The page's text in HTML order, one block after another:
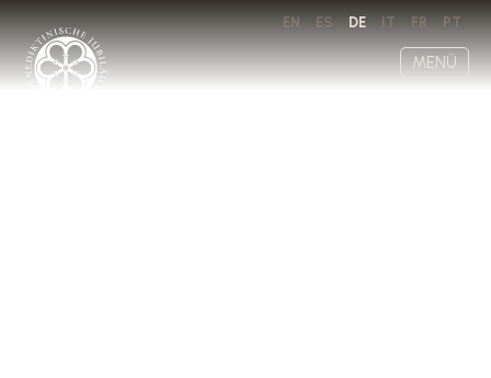
EN ES DE IT FR PT
MENÜ